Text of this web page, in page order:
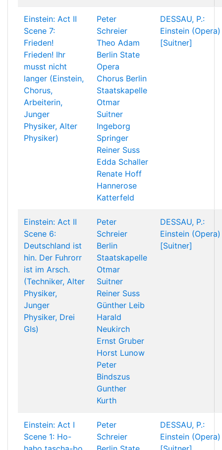
Einstein: Act II
Scene 7:
Frieden!
Frieden! Ihr
musst nicht
langer (Einstein,
Chorus,
Arbeiterin,
Junger
Physiker, Alter
Physiker)
Peter
Schreier
Theo Adam
Berlin State
Opera
Chorus Berlin
Staatskapelle
Otmar
Suitner
Ingeborg
Springer
Reiner Suss
Edda Schaller
Renate Hoff
Hannerose
Katterfeld
DESSAU, P.:
Einstein (Opera)
[Suitner]
Einstein: Act II
Scene 6:
Deutschland ist
hin. Der Fuhrorr
ist im Arsch.
(Techniker, Alter
Physiker,
Junger
Physiker, Drei
GIs)
Peter
Schreier
Berlin
Staatskapelle
Otmar
Suitner
Reiner Suss
Günther Leib
Harald
Neukirch
Ernst Gruber
Horst Lunow
Peter
Bindszus
Gunther
Kurth
DESSAU, P.:
Einstein (Opera)
[Suitner]
Einstein: Act I
Scene 1: Ho-
Peter
Schreier
DESSAU, P.:
Einstein (Opera)